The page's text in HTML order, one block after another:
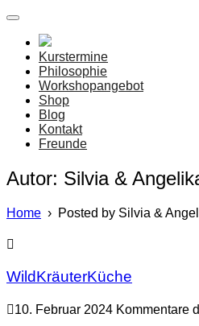
Kraudarei
Angelika & Silvia
Kurstermine
Philosophie
Workshopangebot
Shop
Blog
Kontakt
Freunde
Autor: Silvia &
Home › Posted by Silvia &
WildKräuterKüche
10. Februar 2024 Kommentare